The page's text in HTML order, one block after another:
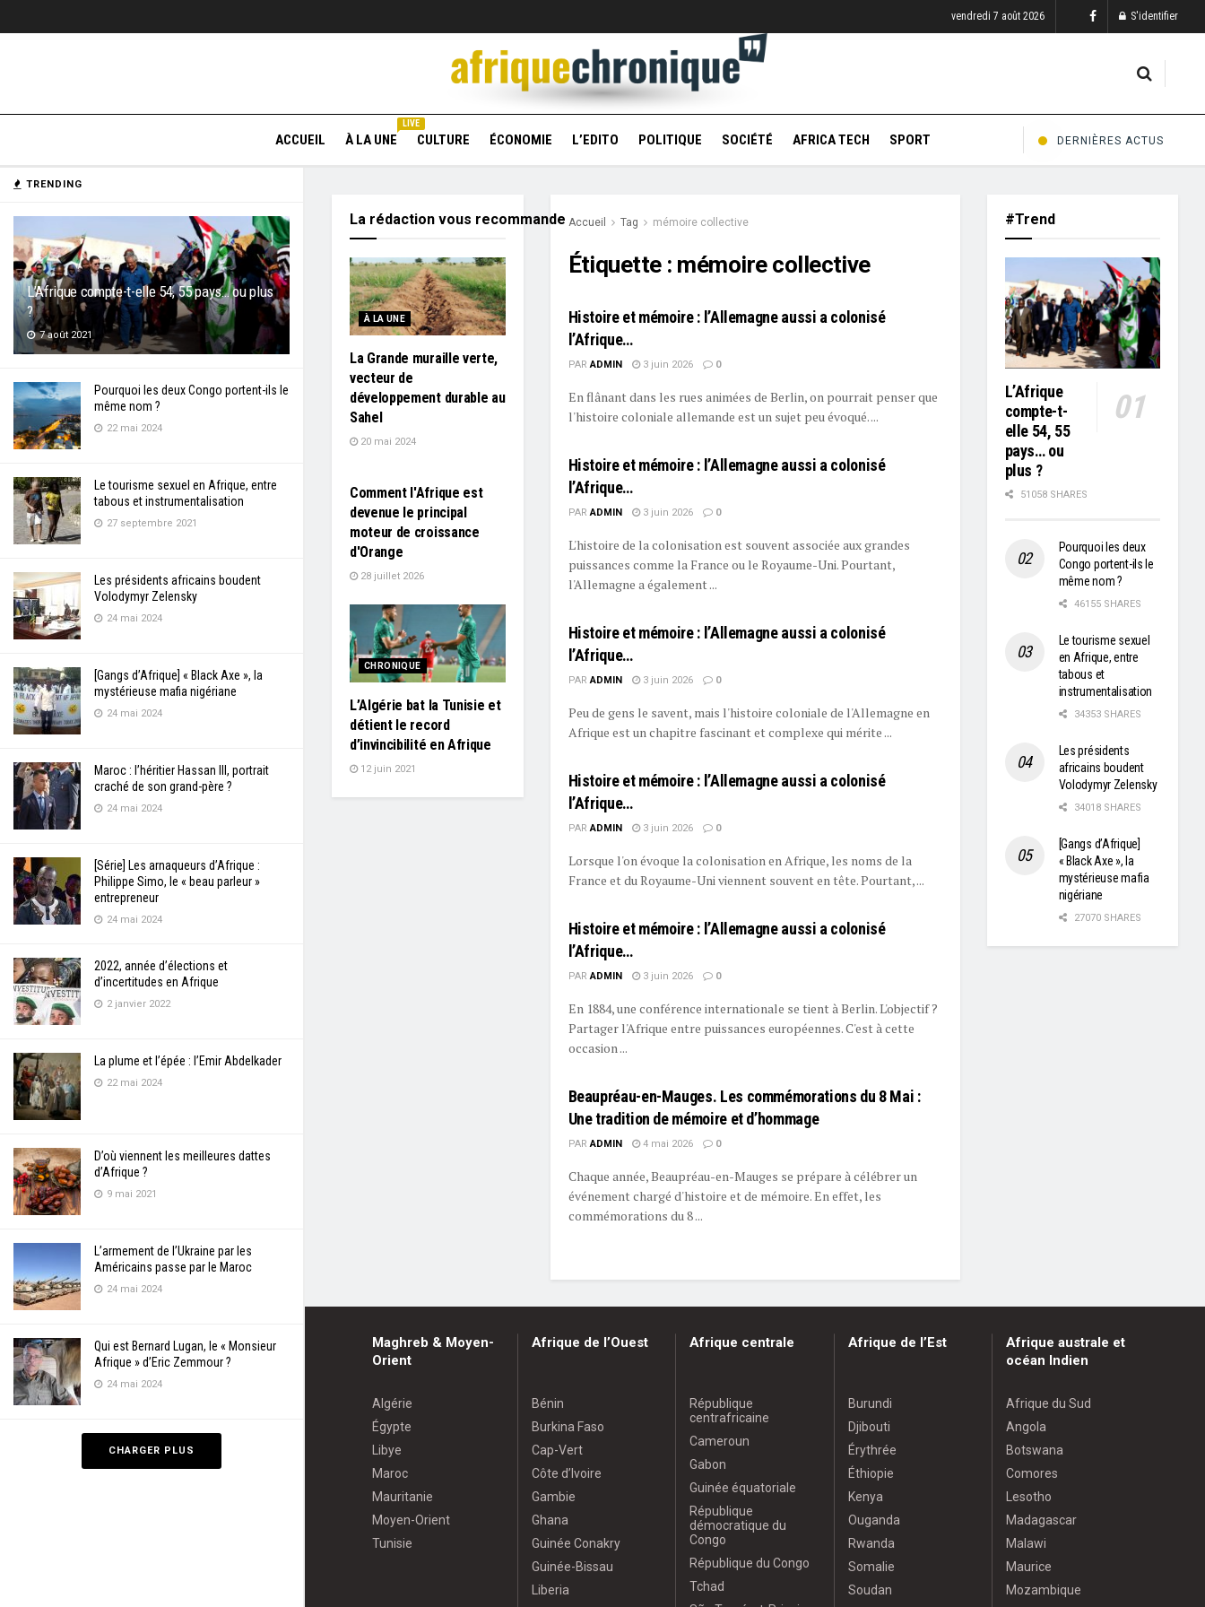
TRENDING
L’Afrique compte-t-elle 54, 55 pays… ou plus
?
7 août 2021
Pourquoi les deux Congo portent-ils le
même nom ?
22 mai 2024
Le tourisme sexuel en Afrique, entre
tabous et instrumentalisation
27 septembre 2021
Les présidents africains boudent
Volodymyr Zelensky
24 mai 2024
[Gangs d’Afrique] « Black Axe », la
mystérieuse mafia nigériane
24 mai 2024
Maroc : l’héritier Hassan III, portrait
craché de son grand-père ?
24 mai 2024
[Série] Les arnaqueurs d’Afrique :
Philippe Simo, le « beau parleur »
entrepreneur
24 mai 2024
2022, année d’élections et
d’incertitudes en Afrique
2 janvier 2022
La plume et l’épée : l’Emir Abdelkader
22 mai 2024
D’où viennent les meilleures dattes
d’Afrique ?
9 mai 2021
L’armement de l’Ukraine par les
Américains passe par le Maroc
24 mai 2024
Qui est Bernard Lugan, le « Monsieur
Afrique » d’Eric Zemmour ?
24 mai 2024
CHARGER PLUS
vendredi 7 août 2026 S'identifier
ACCUEIL À LA UNE
LIVE
CULTURE ÉCONOMIE L’EDITO POLITIQUE SOCIÉTÉ AFRICA TECH SPORT DERNIÈRES ACTUS
Accueil Tag mémoire collective
Étiquette : mémoire collective
Histoire et mémoire : l’Allemagne aussi a colonisé
l’Afrique…
PAR ADMIN 3 juin 2026 0
En flânant dans les rues animées de Berlin, on pourrait penser que
l'histoire coloniale allemande est un sujet peu évoqué. ...
Histoire et mémoire : l’Allemagne aussi a colonisé
l’Afrique…
PAR ADMIN 3 juin 2026 0
L'histoire de la colonisation est souvent associée aux grandes
puissances comme la France ou le Royaume-Uni. Pourtant,
l'Allemagne a également ...
Histoire et mémoire : l’Allemagne aussi a colonisé
l’Afrique…
PAR ADMIN 3 juin 2026 0
Peu de gens le savent, mais l'histoire coloniale de l'Allemagne en
Afrique est un chapitre fascinant et complexe qui mérite ...
Histoire et mémoire : l’Allemagne aussi a colonisé
l’Afrique…
PAR ADMIN 3 juin 2026 0
Lorsque l'on évoque la colonisation en Afrique, les noms de la
France et du Royaume-Uni viennent souvent en tête. Pourtant, ...
Histoire et mémoire : l’Allemagne aussi a colonisé
l’Afrique…
PAR ADMIN 3 juin 2026 0
En 1884, une conférence internationale se tient à Berlin. L'objectif ?
Partager l'Afrique entre puissances européennes. C'est à cette
occasion ...
Beaupréau-en-Mauges. Les commémorations du 8 Mai :
Une tradition de mémoire et d’hommage
PAR ADMIN 4 mai 2026 0
Chaque année, Beaupréau-en-Mauges se prépare à célébrer un
événement chargé d'histoire et de mémoire. En effet, les
commémorations du 8 ...
La rédaction vous recommande
À LA UNE
La Grande muraille verte,
vecteur de
développement durable au
Sahel
20 mai 2024
Comment l'Afrique est
devenue le principal
moteur de croissance
d'Orange
28 juillet 2026
CHRONIQUE
L’Algérie bat la Tunisie et
détient le record
d’invincibilité en Afrique
12 juin 2021
#Trend
L’Afrique
compte-t-
elle 54, 55
pays… ou
plus ?
51058 SHARES
Pourquoi les deux
Congo portent-ils le
même nom ?
46155 SHARES
Le tourisme sexuel
en Afrique, entre
tabous et
instrumentalisation
34353 SHARES
Les présidents
africains boudent
Volodymyr Zelensky
34018 SHARES
[Gangs d’Afrique]
« Black Axe », la
mystérieuse mafia
nigériane
27070 SHARES
Maghreb & Moyen-
Orient
Algérie
Égypte
Libye
Maroc
Mauritanie
Moyen-Orient
Tunisie
Afrique de l’Ouest
Bénin
Burkina Faso
Cap-Vert
Côte d’Ivoire
Gambie
Ghana
Guinée Conakry
Guinée-Bissau
Liberia
Afrique centrale
République
centrafricaine
Cameroun
Gabon
Guinée équatoriale
République
démocratique du
Congo
République du Congo
Tchad
Afrique de l’Est
Burundi
Djibouti
Érythrée
Éthiopie
Kenya
Ouganda
Rwanda
Somalie
Soudan
Afrique australe et
océan Indien
Afrique du Sud
Angola
Botswana
Comores
Lesotho
Madagascar
Malawi
Maurice
Mozambique